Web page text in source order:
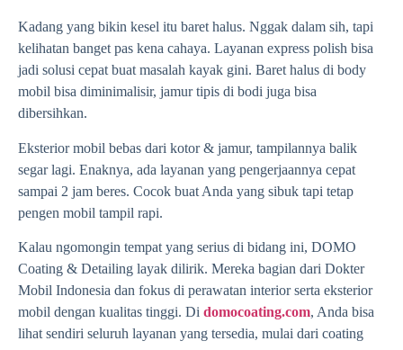
Kadang yang bikin kesel itu baret halus. Nggak dalam sih, tapi
kelihatan banget pas kena cahaya. Layanan express polish bisa
jadi solusi cepat buat masalah kayak gini. Baret halus di body
mobil bisa diminimalisir, jamur tipis di bodi juga bisa
dibersihkan.
Eksterior mobil bebas dari kotor & jamur, tampilannya balik
segar lagi. Enaknya, ada layanan yang pengerjaannya cepat
sampai 2 jam beres. Cocok buat Anda yang sibuk tapi tetap
pengen mobil tampil rapi.
Kalau ngomongin tempat yang serius di bidang ini, DOMO
Coating & Detailing layak dilirik. Mereka bagian dari Dokter
Mobil Indonesia dan fokus di perawatan interior serta eksterior
mobil dengan kualitas tinggi. Di domocoating.com, Anda bisa
lihat sendiri seluruh layanan yang tersedia, mulai dari coating